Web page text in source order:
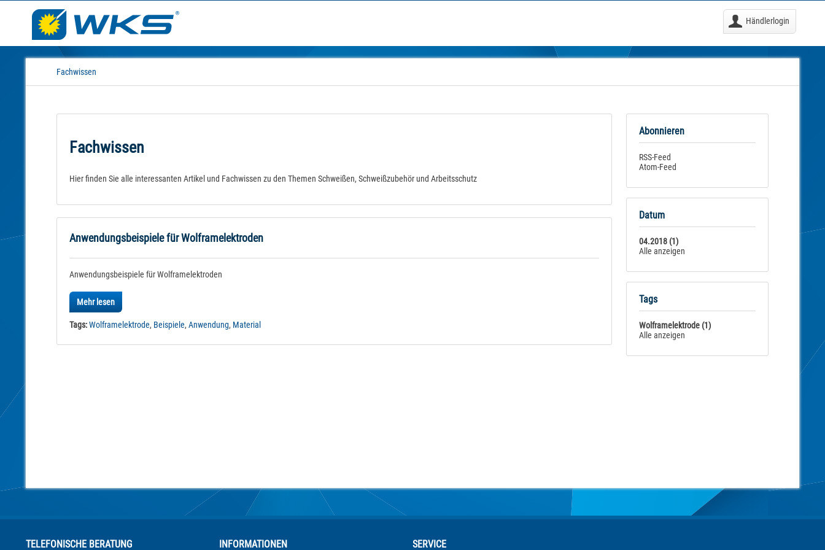
Händlerlogin
Fachwissen
Abonnieren
RSS-Feed
Atom-Feed
Datum
04.2018 (1)
Alle anzeigen
Tags
Wolframelektrode (1)
Alle anzeigen
Fachwissen
Hier finden Sie alle interessanten Artikel und Fachwissen zu den Themen Schweißen, Schweißzubehör und Arbeitsschutz
Anwendungsbeispiele für Wolframelektroden
Anwendungsbeispiele für Wolframelektroden
Mehr lesen
Tags:Wolframelektrode, Beispiele, Anwendung, Material
TELEFONISCHE BERATUNG INFORMATIONEN SERVICE